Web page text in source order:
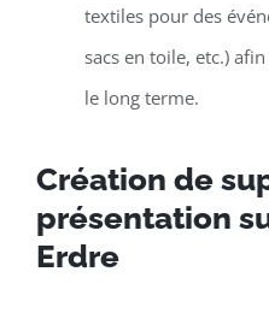
textiles pour des
sacs en toile, etc.)
le long terme.
Création de
présentation
Erdre